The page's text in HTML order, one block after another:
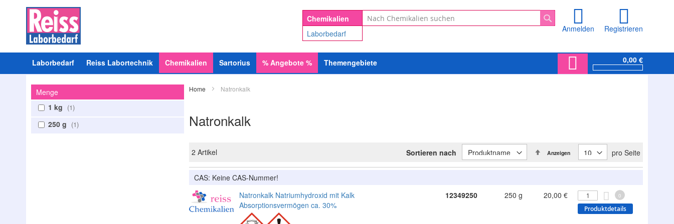
0,00 €
Anmelden Registrieren
Chemikalien
Laborbedarf
Suche
Suche
Laborbedarf Reiss Labortechnik Chemikalien Sartorius % Angebote % Themengebiete
Home Natronkalk
Natronkalk
2 Artikel Anzeigen pro Seite
Sortieren nach
absteigender
Reihenfolge
CAS: Keine CAS-Nummer!
Natronkalk Natriumhydroxid mit Kalk
Absorptionsvermögen ca. 30%
12349250 250 g 20,00 € 0
Produktdetails
Menge
1 kg
1
250 g 1